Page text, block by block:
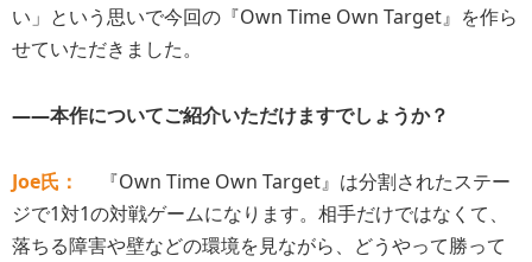
い」という思いで今回の『Own Time Own Target』を作ら
せていただきました。
――本作についてご紹介いただけますでしょうか？
Joe氏：
『Own Time Own Target』は分割されたステー
ジで1対1の対戦ゲームになります。相手だけではなくて、
落ちる障害や壁などの環境を見ながら、どうやって勝って